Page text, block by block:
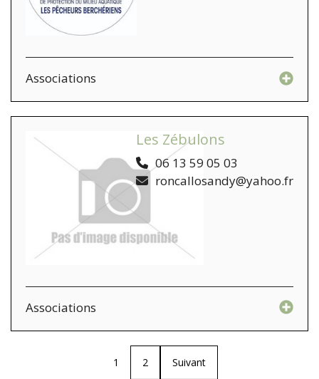
Associations
Les Zébulons
06 13 59 05 03
roncallosandy@yahoo.fr
Associations
1 2 Suivant